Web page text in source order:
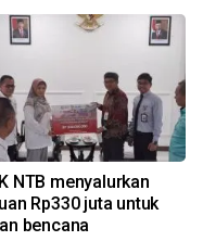
NTB menyalurkan
Rp330 juta untuk
bencana